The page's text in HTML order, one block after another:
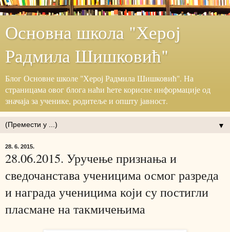
Основна школа "Херој
Радмила Шишковић"
Блог ‎Основне школе "Херој ‎Радмила Шишковић".‎ На
страницама овог блога наћи ћете корисне информације ‎од
значаја за ученике, родитеље и општу јавност.‎
▼
28. 6. 2015.
28.06.2015. Уручење признања и
сведочанстава ученицима осмог разреда
и награда ученицима који су постигли
пласмане на такмичењима